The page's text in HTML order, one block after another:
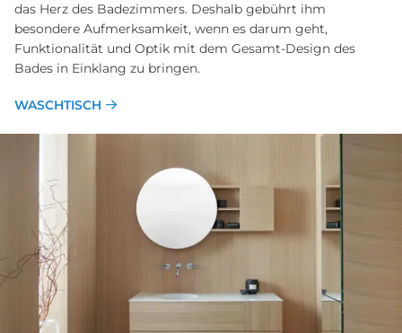
das Herz des Bade­zimmers. Deshalb gebührt ihm
besondere Aufmerksam­keit, wenn es darum geht,
Funktionalität und Optik mit dem Gesamt-Design des
Bades in Ein­klang zu bringen.
WASCHTISCH